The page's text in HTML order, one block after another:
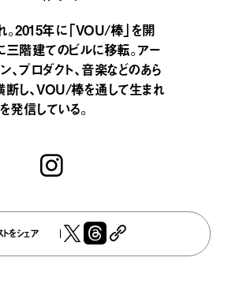
。2015年に「VOU/棒」を開
三階建てのビルに移転。アー
ン、プロダクト、音楽などのあら
断し、VOU/棒を通して生まれ
発信している。
をシェア